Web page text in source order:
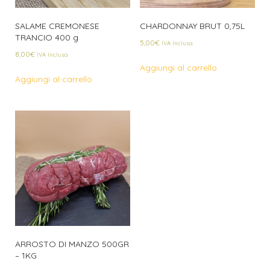
SALAME CREMONESE
TRANCIO 400 g
8,00€ IVA Inclusa
Aggiungi al carrello
CHARDONNAY BRUT 0,75L
5,00€ IVA Inclusa
Aggiungi al carrello
ARROSTO DI MANZO 500GR
– 1KG